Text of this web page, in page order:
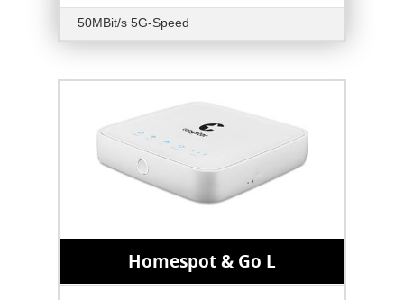
50MBit/s 5G-Speed
Homespot & Go L